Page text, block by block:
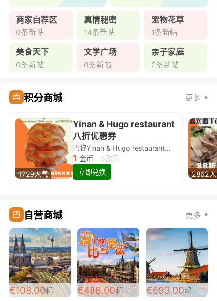
商家自荐区
0条新帖
真情秘密
14条新帖
宠物花草
1条新帖
美食天下
0条新帖
文学广场
0条新帖
亲子家庭
0条新帖
积分商城 更多
1729人气
Yinan & Hugo restaurant
八折优惠券
巴黎Yinan & Hugo restaurant除简餐类全场8折
1 金币
5欧元
立即兑换
2862
自营商城 更多
€108.00起 €488.00起 €693.00起